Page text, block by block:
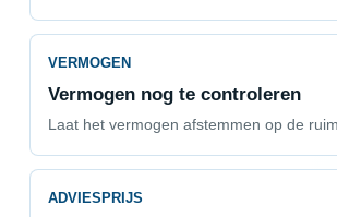
VERMOGEN
Vermogen nog te controleren
Laat het vermogen afstemmen op de
ADVIESPRIJS